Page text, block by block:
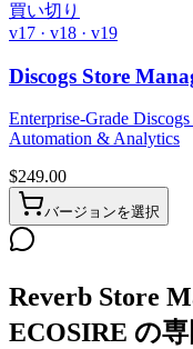
買い切り
v17 · v18 · v19
Discogs Store
Enterprise-Grade
Automation & Analytics
$249.00
バージョンを選択
Reverb Store
ECOSIRE の